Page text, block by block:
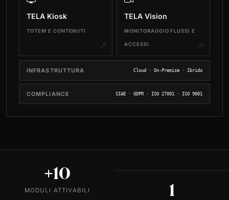
TELA Kiosk
TOTEM E CONTENUTI
TELA Vision
MONITORAGGIO FLUSSI E
ACCESSI
INFRASTRUTTURA Cloud · On-Premise · Ibrido
COMPLIANCE SIAE · GDPR · ISO 27001 · ISO 9001
+10
MODULI ATTIVABILI 1